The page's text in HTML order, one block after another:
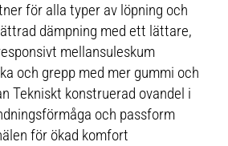
för alla typer av löpning och
dämpning med ett lättare,
mellansuleskum
och grepp med mer gummi och
Tekniskt konstruerad ovandel i
och passform
för ökad komfort